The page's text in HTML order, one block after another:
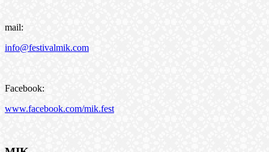
mail:
info@festivalmik.com
Facebook:
www.facebook.com/mik.fest